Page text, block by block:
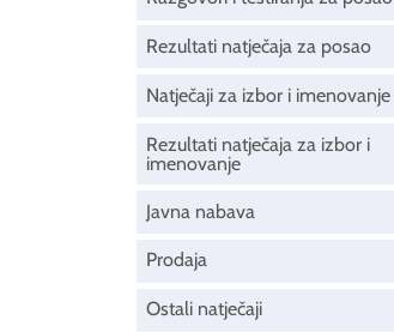
Rezultati natječaja za posao
Natječaji za izbor i imenovanje
Rezultati natječaja za izbor i
imenovanje
Javna nabava
Prodaja
Ostali natječaji